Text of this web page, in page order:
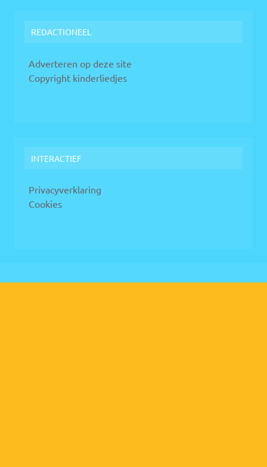
REDACTIONEEL
Adverteren op deze site
Copyright kinderliedjes
INTERACTIEF
Privacyverklaring
Cookies